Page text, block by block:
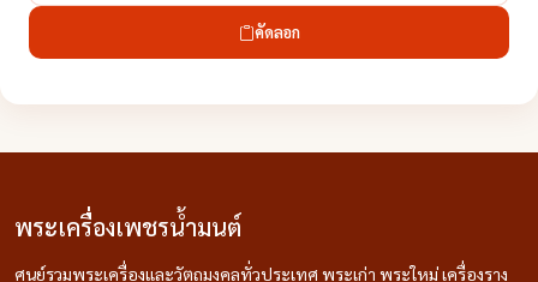
คัดลอก
พระเครื่องเพชรน้ำมนต์
ศูนย์รวมพระเครื่องและวัตถุมงคลทั่วประเทศ พระเก่า พระใหม่ เครื่องราง